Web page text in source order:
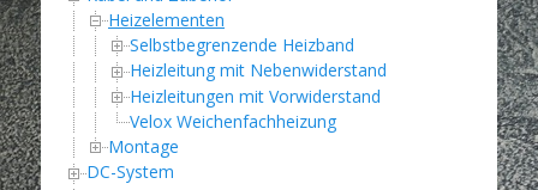
Heizelementen
Selbstbegrenzende Heizband
Heizleitung mit Nebenwiderstand
Heizleitungen mit Vorwiderstand
Velox Weichenfachheizung
Montage
DC-System